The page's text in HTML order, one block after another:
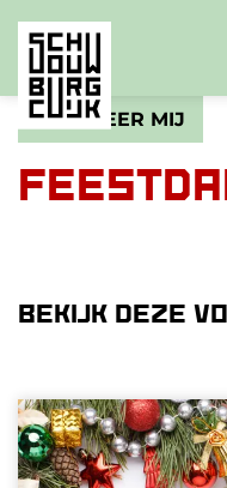
INSPIREER MIJ
Bekijk deze